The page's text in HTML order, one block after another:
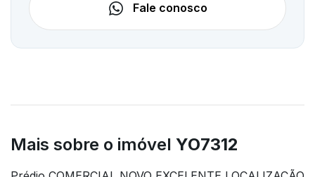
Fale conosco
Mais sobre o imóvel YO7312